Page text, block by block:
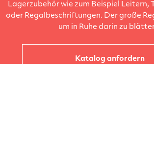
Lagerzubehör wie zum Beispiel Leitern,
oder Regalbeschriftungen. Der große
um in Ruhe darin zu
Katalog anfordern